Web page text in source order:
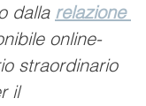
dalla relazione
online-
straordinario
il